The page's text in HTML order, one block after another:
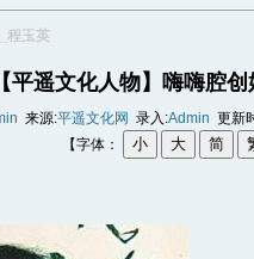
程玉英
【平遥文化人物】嗨嗨腔
来源:平遥文化网 录入:Admin 更新
【字体：